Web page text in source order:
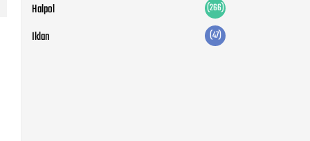
Halpol (266)
Iklan (47)